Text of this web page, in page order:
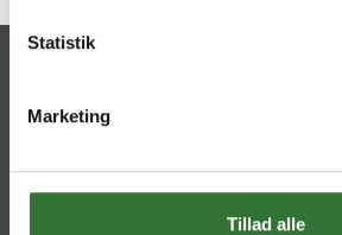
Statistik
Marketing
Tillad alle
HQ: Theilgaards Torv 1
DK-4600 Køge